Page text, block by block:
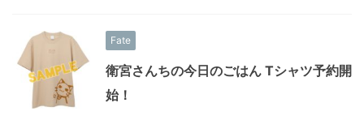
Fate
衛宮さんちの今日のごはん Tシャツ予約開
始！